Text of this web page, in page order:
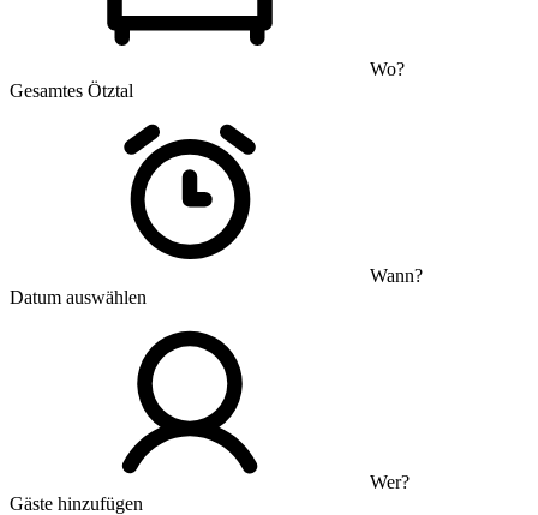
Wo?
Gesamtes Ötztal
Wann?
Datum auswählen
Wer?
Gäste hinzufügen